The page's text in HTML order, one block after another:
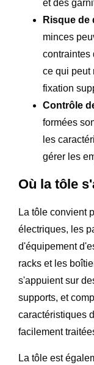
et des
Risque de
minces
contraintes
ce qui peut
fixation
Contrôle
formées
les
gérer les
Où la tôle
La tôle convient
électriques, les
d'équipement
racks et les
s'appuient sur
supports, et
caractéristiques
facilement
La tôle est